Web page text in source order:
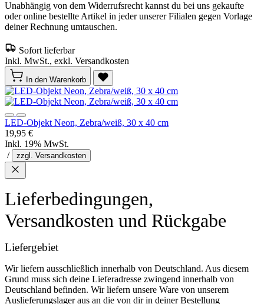
Unabhängig von dem Widerrufsrecht kannst du bei uns gekaufte
oder online bestellte Artikel in jeder unserer Filialen gegen Vorlage
deiner Rechnung umtauschen.
Sofort lieferbar
Inkl. MwSt., exkl. Versandkosten
In den Warenkorb
LED-Objekt Neon, Zebra/weiß, 30 x 40 cm
19,95 €
Inkl. 19% MwSt.
/
zzgl. Versandkosten
Lieferbedingungen,
Versandkosten und Rückgabe
Liefergebiet
Wir liefern ausschließlich innerhalb von Deutschland. Aus diesem
Grund muss sich deine Lieferadresse zwingend innerhalb von
Deutschland befinden. Wir liefern unsere Ware von unserem
Auslieferungslager aus an die von dir in deiner Bestellung